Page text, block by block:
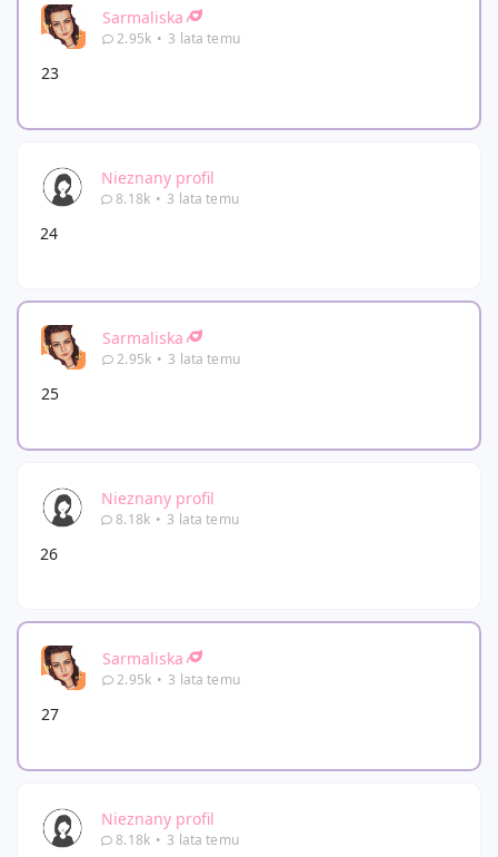
Sarmaliska
2.95k • 3 lata temu
23
Nieznany profil
8.18k • 3 lata temu
24
Sarmaliska
2.95k • 3 lata temu
25
Nieznany profil
8.18k • 3 lata temu
26
Sarmaliska
2.95k • 3 lata temu
27
Nieznany profil
8.18k • 3 lata temu